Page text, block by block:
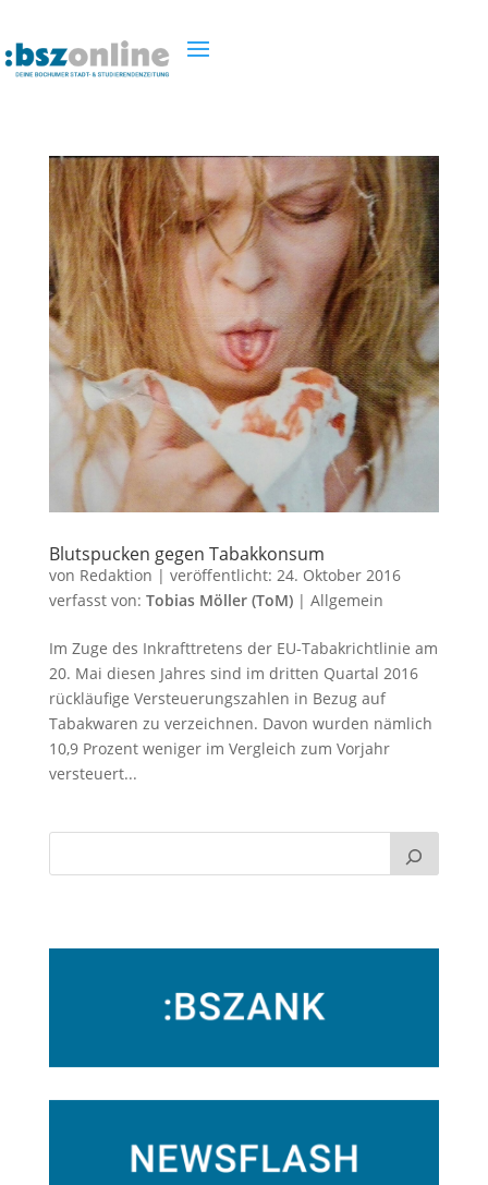
Blutspucken gegen Tabakkonsum
von Redaktion | veröffentlicht: 24. Oktober 2016
verfasst von: Tobias Möller (ToM)| Allgemein
Im Zuge des Inkrafttretens der EU-Tabakrichtlinie am
20. Mai diesen Jahres sind im dritten Quartal 2016
rückläufige Versteuerungszahlen in Bezug auf
Tabakwaren zu verzeichnen. Davon wurden nämlich
10,9 Prozent weniger im Vergleich zum Vorjahr
versteuert...